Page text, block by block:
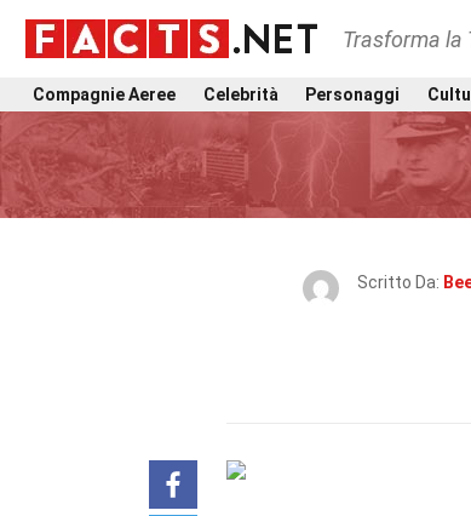
Trasforma la
Compagnie Aeree Celebrità Personaggi
Scritto Da: